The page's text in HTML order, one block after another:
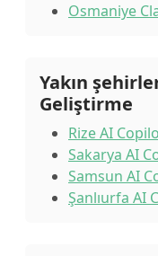
Osmaniye
Yakın
Geliştirme
Rize AI
Sakarya AI
Samsun AI
Şanlıurfa AI